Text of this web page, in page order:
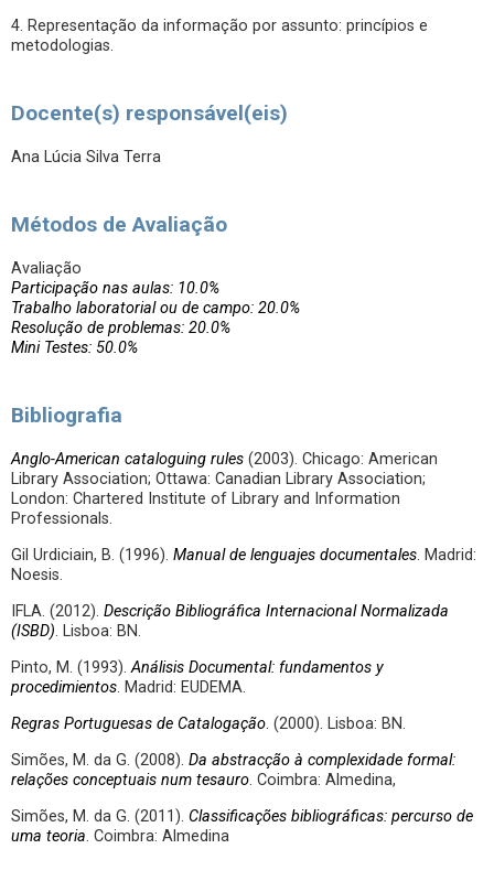
4. Representação da informação por assunto: princípios e
metodologias.
Docente(s) responsável(eis)
Ana Lúcia Silva Terra
Métodos de Avaliação
Avaliação
Participação nas aulas: 10.0%
Trabalho laboratorial ou de campo: 20.0%
Resolução de problemas: 20.0%
Mini Testes: 50.0%
Bibliografia
Anglo-American cataloguing rules (2003). Chicago: American
Library Association; Ottawa: Canadian Library Association;
London: Chartered Institute of Library and Information
Professionals.
Gil Urdiciain, B. (1996). Manual de lenguajes documentales. Madrid:
Noesis.
IFLA. (2012). Descrição Bibliográfica Internacional Normalizada
(ISBD). Lisboa: BN.
Pinto, M. (1993).Análisis Documental: fundamentos y
procedimientos. Madrid: EUDEMA.
Regras Portuguesas de Catalogação. (2000). Lisboa: BN.
Simões, M. da G. (2008). Da abstracção à complexidade formal:
relações conceptuais num tesauro. Coimbra: Almedina,
Simões, M. da G. (2011). Classificações bibliográficas: percurso de
uma teoria. Coimbra: Almedina